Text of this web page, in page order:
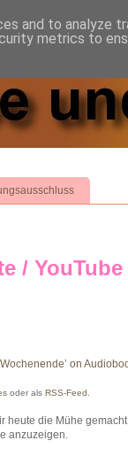
/ YouTube
on
oder als RSS-Feed
heute die Mühe
anzuzeigen.
and to analyze
metrics to